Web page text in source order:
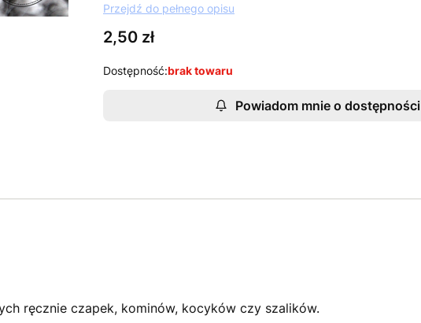
Przejdź do pełnego opisu
Cena
2,50 zł
Dostępność:brak towaru
Powiadom mnie o dostępności
ręcznie czapek, kominów, kocyków czy szalików.